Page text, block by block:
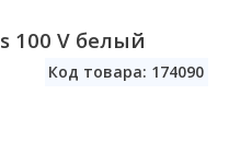
100 V белый
Код товара: 174090